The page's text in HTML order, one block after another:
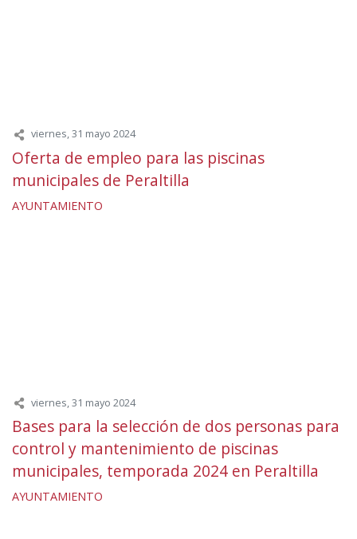
viernes, 31 mayo 2024
Oferta de empleo para las piscinas
municipales de Peraltilla
AYUNTAMIENTO
viernes, 31 mayo 2024
Bases para la selección de dos personas para
control y mantenimiento de piscinas
municipales, temporada 2024 en Peraltilla
AYUNTAMIENTO